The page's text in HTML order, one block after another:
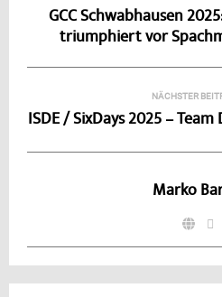
GCC Schwabhausen
triumphiert vor
NÄCHSTER
ISDE / SixDays 2025 –
Marko